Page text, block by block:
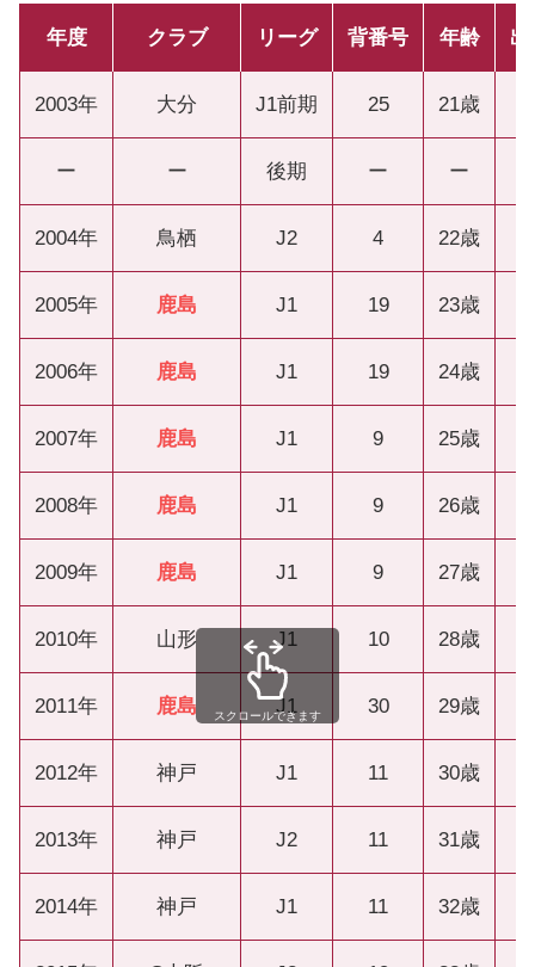
年度 クラブ リーグ 背番号 年齢 出
2003年 大分 J1前期 25 21歳
ー ー 後期 ー ー
2004年 鳥栖 J2 4 22歳
2005年 鹿島 J1 19 23歳
2006年 鹿島 J1 19 24歳
2007年 鹿島 J1 9 25歳
2008年 鹿島 J1 9 26歳
2009年 鹿島 J1 9 27歳
2010年 山形 J1 10 28歳
2011年 鹿島 J1 30 29歳
2012年 神戸 J1 11 30歳
2013年 神戸 J2 11 31歳
2014年 神戸 J1 11 32歳
スクロールできます